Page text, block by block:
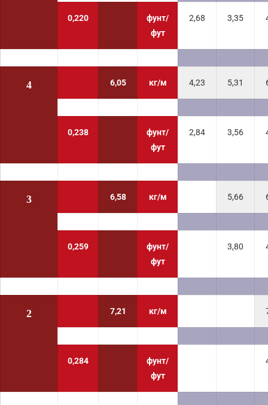
0,220
фунт/
фут
2,68 3,35
4 6,05 кг/м 4,23 5,31
0,238
фунт/
фут
2,84 3,56
3 6,58 кг/м 5,66
0,259
фунт/
фут
3,80
2 7,21 кг/м
0,284
фунт/
фут